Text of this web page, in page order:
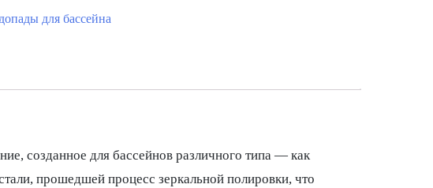
для бассейна
созданное для бассейнов различного типа — как
прошедшей процесс зеркальной полировки, что